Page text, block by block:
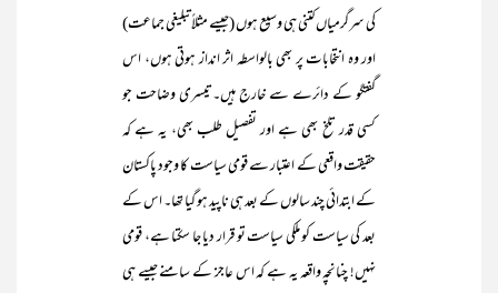
کی سرگرمیاں کتنی ہی وسیع ہوں (جیسے مثلاً تبلیغی جماعت)
اور وہ انتخابات پر بھی بالواسطہ اثر انداز ہوتی ہوں، اس
گفتگو کے دائرے سے خارج ہیں۔تیسری وضاحت جو
کسی قدر تلخ بھی ہے اور تفصیل طلب بھی، یہ ہے کہ
حقیقت واقعی کے اعتبار سے قومی سیاست کا وجود پاکستان
کے ابتدائی چند سالوں کے بعد ہی ناپید ہو گیا تھا۔ اس کے
بعد کی سیاست کو ملکی سیاست تو قرار دیا جا سکتا ہے، قومی
نہیں! چنانچہ واقعہ یہ ہے کہ اس عاجز کے سامنے جیسے ہی